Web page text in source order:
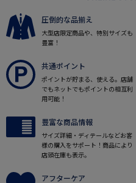
圧倒的な品揃え
大型店限定商品や、特別サイズも
豊富！
共通ポイント
ポイントが貯まる、使える。店舗
でもネットでもポイントの相互利
用可能！
豊富な商品情報
サイズ詳細・ディテールなどお客
様の購入をサポート！商品により
店頭在庫も表示。
アフターケア